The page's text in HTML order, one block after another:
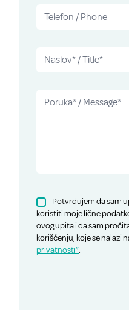
Potvrđujem da sam
koristiti moje lične
ovog upita i da sam
korišćenju, koje se nalazi
privatnosti”.